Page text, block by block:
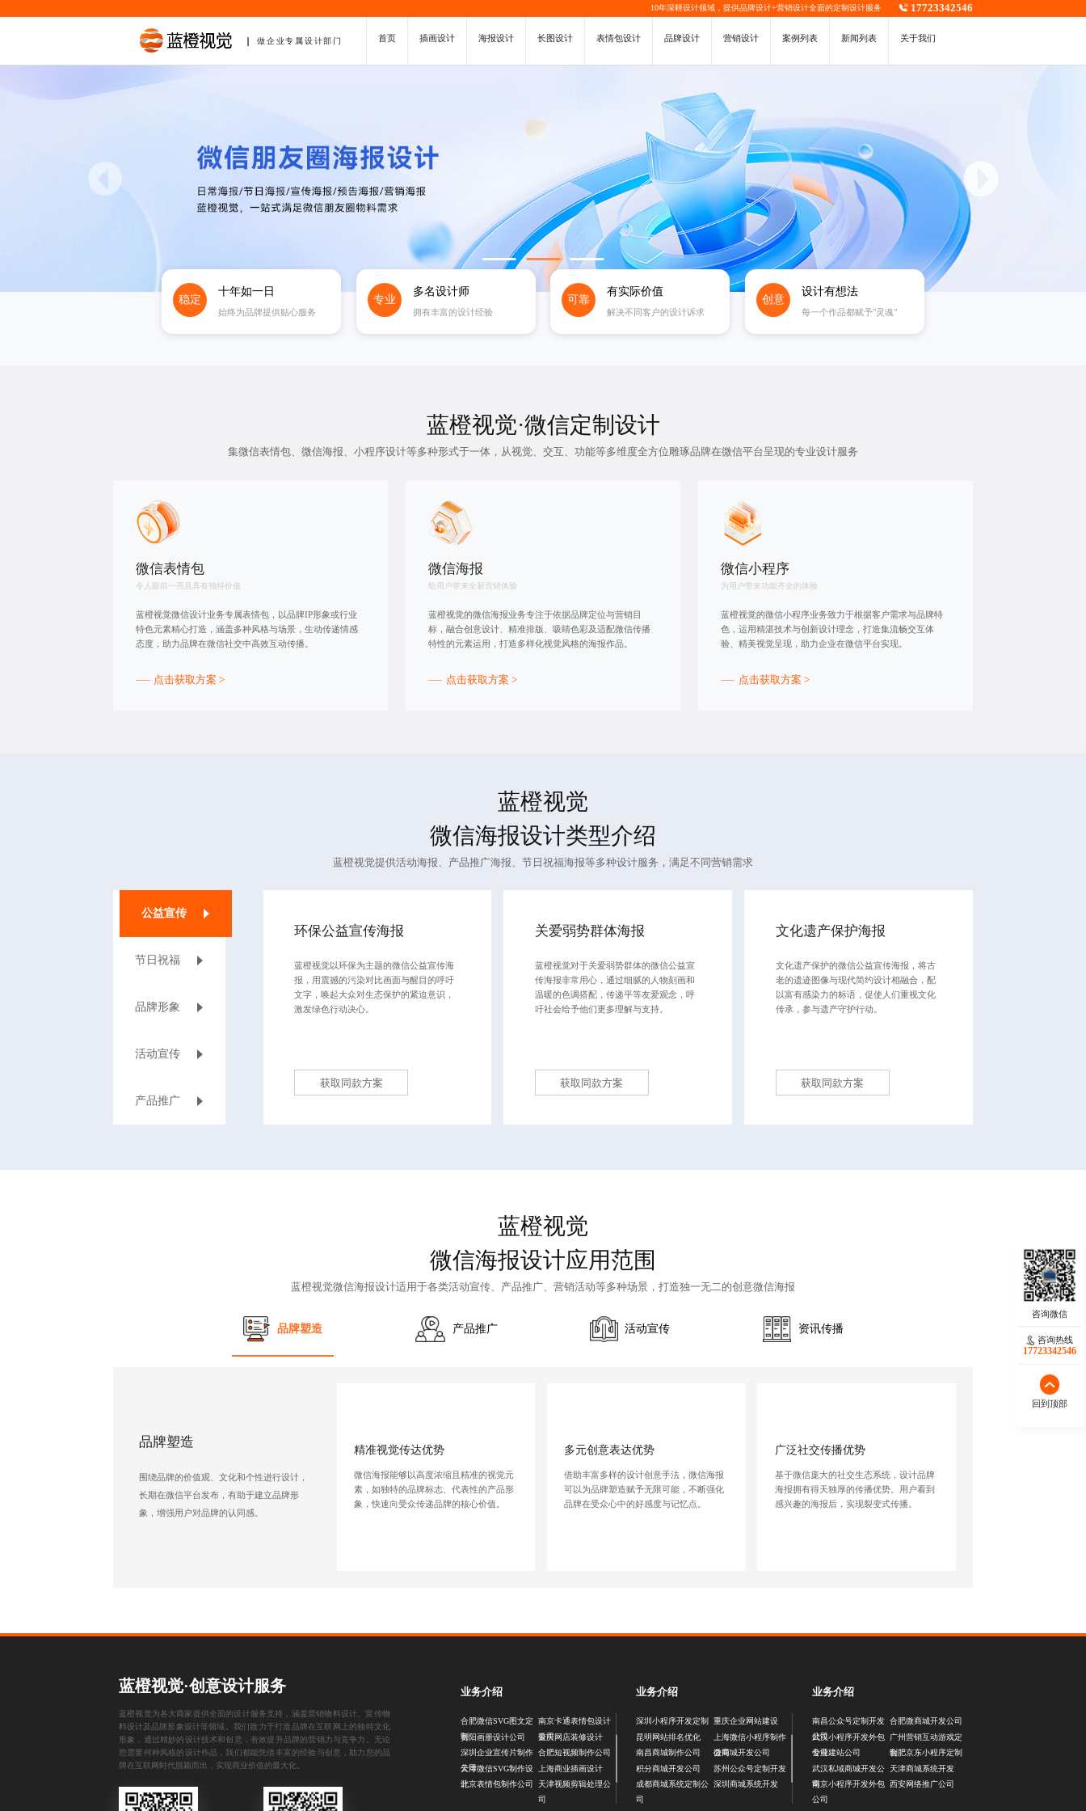
10年深耕设计领域，提供品牌设计+营销设计全面的定制设计服务 17723342546
做企业专属设计部门 首页 插画设计 海报设计 长图设计 表情包设计 品牌设计 营销设计 案例列表 新闻列表 关于我们
稳定
十年如一日
始终为品牌提供贴心服务
专业
多名设计师
拥有丰富的设计经验
可靠
有实际价值
解决不同客户的设计诉求
创意
设计有想法
每一个作品都赋予"灵魂"
蓝橙视觉·微信定制设计
集微信表情包、微信海报、小程序设计等多种形式于一体，从视觉、交互、功能等多维度全方位雕琢品牌在微信平台呈现的专业设计服务
微信表情包
令人眼前一亮且具有独特价值
蓝橙视觉微信设计业务专属表情包，以品牌IP形象或行业
特色元素精心打造，涵盖多种风格与场景，生动传递情感
态度，助力品牌在微信社交中高效互动传播。
点击获取方案 >
微信海报
给用户带来全新营销体验
蓝橙视觉的微信海报业务专注于依据品牌定位与营销目
标，融合创意设计、精准排版、吸睛色彩及适配微信传播
特性的元素运用，打造多样化视觉风格的海报作品。
点击获取方案 >
微信小程序
为用户带来功能齐全的体验
蓝橙视觉的微信小程序业务致力于根据客户需求与品牌特
色，运用精湛技术与创新设计理念，打造集流畅交互体
验、精美视觉呈现，助力企业在微信平台实现。
点击获取方案 >
蓝橙视觉
微信海报设计类型介绍
蓝橙视觉提供活动海报、产品推广海报、节日祝福海报等多种设计服务，满足不同营销需求
公益宣传
节日祝福
品牌形象
活动宣传
‌产品推广
环保公益宣传海报
蓝橙视觉以环保为主题的微信公益宣传海
报，用震撼的污染对比画面与醒目的呼吁
文字，唤起大众对生态保护的紧迫意识，
激发绿色行动决心。
获取同款方案
关爱弱势群体海报
蓝橙视觉对于关爱弱势群体的微信公益宣
传海报非常用心，通过细腻的人物刻画和
温暖的色调搭配，传递平等友爱观念，呼
吁社会给予他们更多理解与支持。
获取同款方案
文化遗产保护海报
文化遗产保护的微信公益宣传海报，将古
老的遗迹图像与现代简约设计相融合，配
以富有感染力的标语，促使人们重视文化
传承，参与遗产守护行动。
获取同款方案
蓝橙视觉
微信海报设计应用范围
蓝橙视觉微信海报设计适用于各类活动宣传、产品推广、营销活动等多种场景，打造独一无二的创意微信海报
品牌塑造 产品推广 活动宣传 资讯传播
品牌塑造
围绕品牌的价值观、文化和个性进行设计，
长期在微信平台发布，有助于建立品牌形
象，增强用户对品牌的认同感。
精准视觉传达优势
微信海报能够以高度浓缩且精准的视觉元
素，如独特的品牌标志、代表性的产品形
象，快速向受众传递品牌的核心价值。
多元创意表达优势
借助丰富多样的设计创意手法，微信海报
可以为品牌塑造赋予无限可能，不断强化
品牌在受众心中的好感度与记忆点。
广泛社交传播优势
基于微信庞大的社交生态系统，设计品牌
海报拥有得天独厚的传播优势。用户看到
感兴趣的海报后，实现裂变式传播。
咨询热线
17723342546
回到顶部
蓝橙视觉·创意设计服务
蓝橙视觉为各大商家提供全面的设计服务支持，涵盖营销物料设计
宣传物
料设计及品牌形象设计等领域。我们致力于打造品牌在互联网上的独特文化
形象，通过精妙的设计技术和创意，有效提升品牌的营销力与竞争力。无论
您需要何种风格的设计作品，我们都能凭借丰富的经验与创意，助力您的品
牌在互联网时代脱颖而出，实现商业价值的最大化。
业务介绍
合肥微信SVG图文定
制
贵阳画册设计公司
深圳企业宣传片制作
公司
天津微信SVG制作设
计
北京表情包制作公司
南京卡通表情包设计
公司
重庆网店装修设计
合肥短视频制作公司
上海商业插画设计
天津视频剪辑处理公
司
业务介绍
深圳小程序开发定制
昆明网站排名优化
南昌商城制作公司
积分商城开发公司
成都商城系统定制公
司
重庆企业网站建设
上海微信小程序制作
公司
微商城开发公司
苏州公众号定制开发
深圳商城系统开发
业务介绍
南昌公众号定制开发
公司
武汉小程序开发外包
公司
专业建站公司
武汉私域商城开发公
司
南京小程序开发外包
公司
合肥微商城开发公司
广州营销互动游戏定
制
合肥京东小程序定制
天津商城系统开发
西安网络推广公司